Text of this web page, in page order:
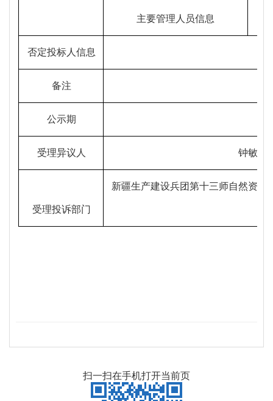
主要管理人员信息
否定投标人信息
备注
公示期
受理异议人 钟敏
受理投诉部门
新疆生产建设兵团第十三师自然资源
扫一扫在手机打开当前页